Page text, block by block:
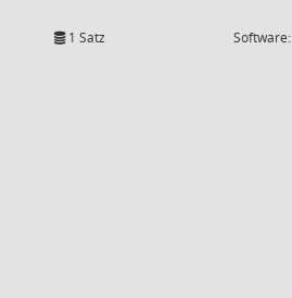
1 Satz Software: